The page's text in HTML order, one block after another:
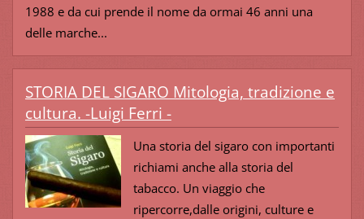
1988 e da cui prende il nome da ormai 46 anni una
delle marche...
STORIA DEL SIGARO Mitologia, tradizione e
cultura. -Luigi Ferri -
Una storia del sigaro con importanti
richiami anche alla storia del
tabacco. Un viaggio che
ripercorre,dalle origini, culture e